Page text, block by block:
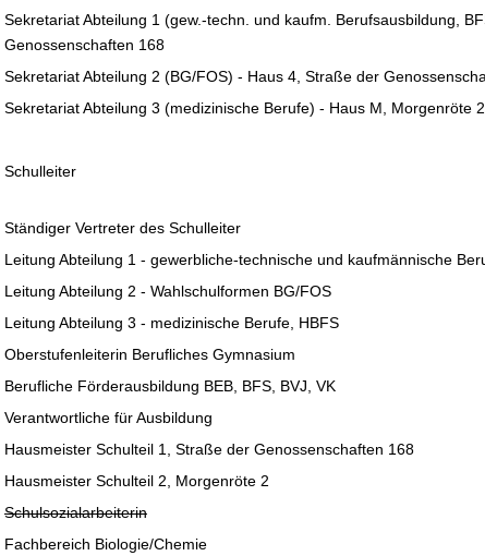
Sekretariat Abteilung 1 (gew.-techn. und kaufm. Berufsausbildung,
Genossenschaften 168
Sekretariat Abteilung 2 (BG/FOS) - Haus 4, Straße der
Sekretariat Abteilung 3 (medizinische Berufe) - Haus M, Morgenröte 2
Schulleiter
Ständiger Vertreter des Schulleiter
Leitung Abteilung 1 - gewerbliche-technische und kaufmännische
Leitung Abteilung 2 - Wahlschulformen BG/FOS
Leitung Abteilung 3 - medizinische Berufe, HBFS
Oberstufenleiterin Berufliches Gymnasium
Berufliche Förderausbildung BEB, BFS, BVJ, VK
Verantwortliche für Ausbildung
Hausmeister Schulteil 1, Straße der Genossenschaften 168
Hausmeister Schulteil 2, Morgenröte 2
Schulsozialarbeiterin
Fachbereich Biologie/Chemie